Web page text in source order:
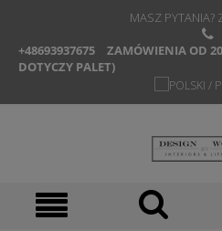
MASZ PYTANIA?
+48693937675
ZAMÓWIENIA OD
DOTYCZY PALET)